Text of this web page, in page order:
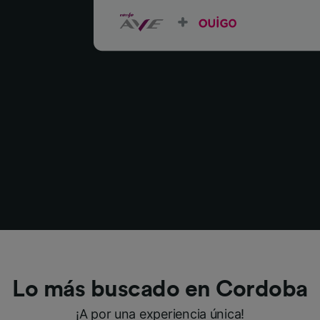
Lo más buscado en Cordoba
¡A por una experiencia única!